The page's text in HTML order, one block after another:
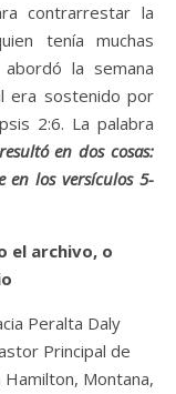
contrarrestar la
tenía muchas
la semana
era sostenido por
2:6. La palabra
en dos cosas:
en los versículos 5-
el archivo, o
Peralta Daly
Principal de
Montana,